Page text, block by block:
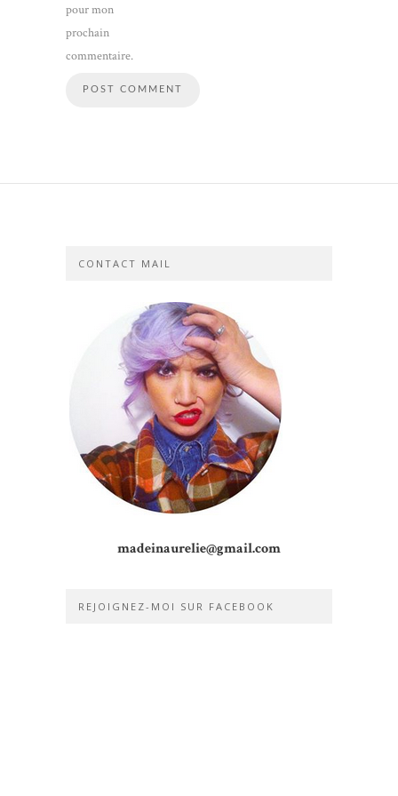
pour mon
prochain
commentaire.
CONTACT MAIL
madeinaurelie@gmail.com
REJOIGNEZ-MOI SUR FACEBOOK